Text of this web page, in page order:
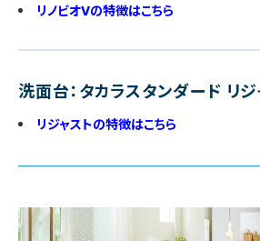
リノビオVの特徴はこちら
洗面台：タカラスタンダード リジ
リジャストの特徴はこちら